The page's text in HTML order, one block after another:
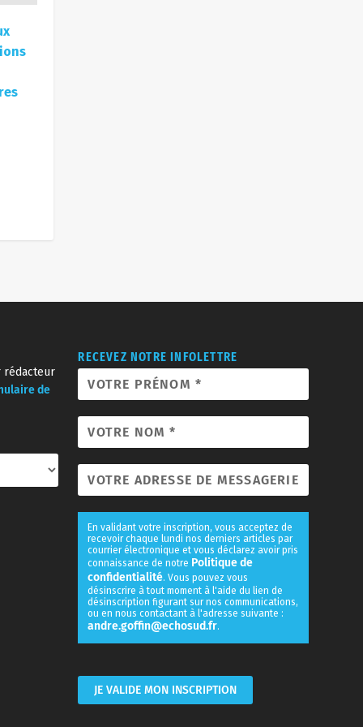
de
RECEVEZ NOTRE INFOLETTRE
En validant votre inscription, vous acceptez de
recevoir chaque lundi nos derniers articles par
courrier électronique et vous déclarez avoir pris
connaissance de notre Politique de
confidentialité. Vous pouvez vous
désinscrire à tout moment à l'aide du lien de
désinscription figurant sur nos communications,
ou en nous contactant à l'adresse suivante :
andre.goffin@echosud.fr.